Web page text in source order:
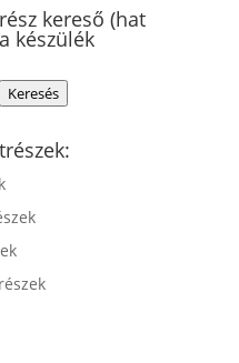
kereső (hat
készülék
Keresés